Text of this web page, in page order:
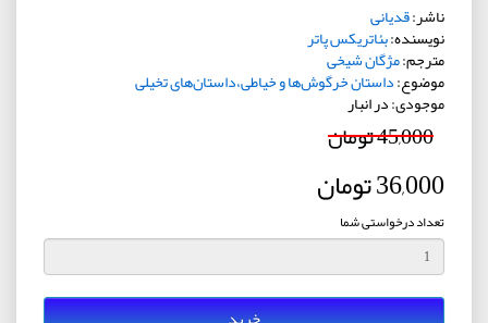
ناشر:قدیانی
نویسنده:بئاتریکس پاتر
مترجم:مژگان شیخی
موضوع:داستان خرگوش‌ها و خیاطی،داستان‌های تخیلی
موجودی: در انبار
45,000 تومان
36,000 تومان
تعداد درخواستی شما